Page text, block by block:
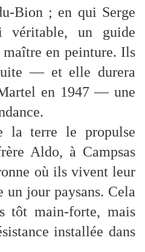
Bion ; en qui Serge
véritable, un guide
en peinture. Ils
— et elle durera
en 1947 — une
la terre le propulse
Aldo, à Campsas
où ils vivent leur
un jour paysans. Cela
tôt main-forte, mais
installée dans